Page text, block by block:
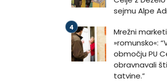
sejmu Alpe
Mrežni
»romunsko«:
območju PU
obravnavali
tatvine.”